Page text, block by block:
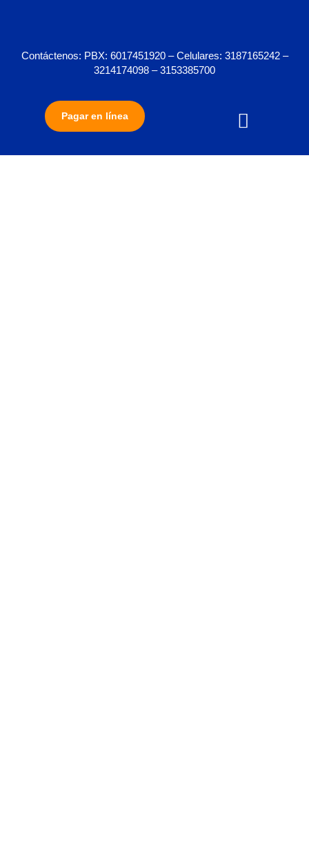
Contáctenos: PBX: 6017451920 – Celulares: 3187165242 –
3214174098 – 3153385700
Pagar en línea